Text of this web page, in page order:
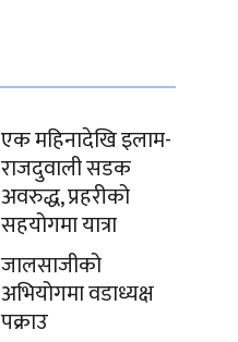
एक महिनादेखि इलाम-
राजदुवाली सडक
अवरुद्ध, प्रहरीको
सहयोगमा यात्रा
जालसाजीको
अभियोगमा वडाध्यक्ष
पक्राउ